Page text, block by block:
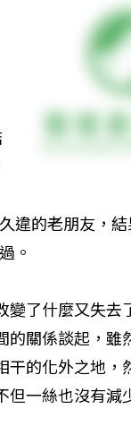
違的老朋友，
。
變了什麼又失去
的關係談起，雖
干的化外之地，
但一絲也沒有減